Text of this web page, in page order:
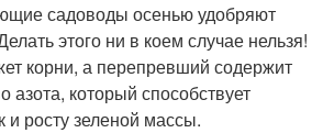
садоводы осенью удобряют
этого ни в коем случае нельзя!
корни, а перепревший содержит
азота, который способствует
росту зеленой массы.